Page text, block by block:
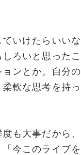
ていけたらいいな
ろいと思ったこ
ンとか。自分の
軟な思考を持っ
も大事だから、
「今このライブを